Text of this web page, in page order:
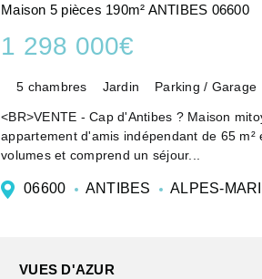
Maison 5 pièces 190m² ANTIBES 06600
1 298 000€
5 chambres Jardin Parking / Garage
<BR>VENTE - Cap d'Antibes ? Maison
appartement d'amis indépendant de 65
volumes et comprend un séjour...
06600 ANTIBES ALPES-
VUES D'AZUR